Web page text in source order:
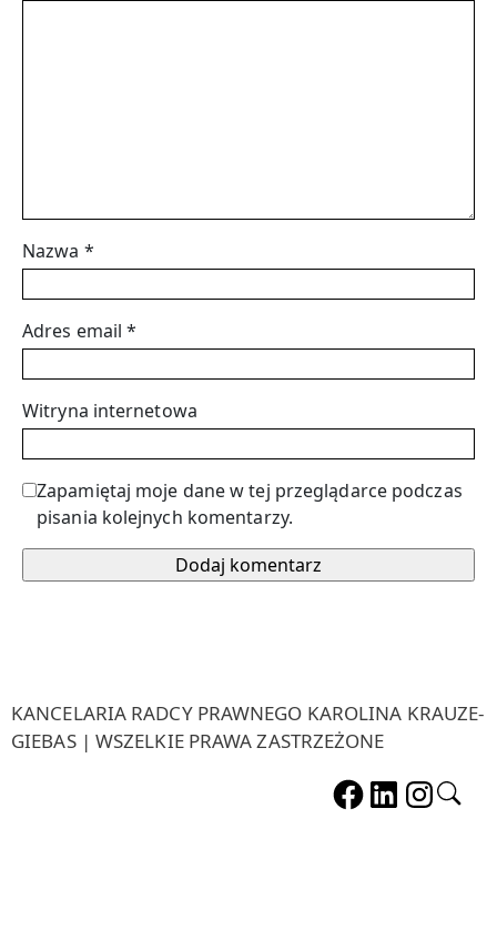
Nazwa *
Adres email*
Witryna internetowa
Zapamiętaj moje dane w tej przeglądarce podczas
pisania kolejnych komentarzy.
KANCELARIA RADCY PRAWNEGO KAROLINA KRAUZE-
GIEBAS | WSZELKIE PRAWA ZASTRZEŻONE
Facebook
LinkedIn